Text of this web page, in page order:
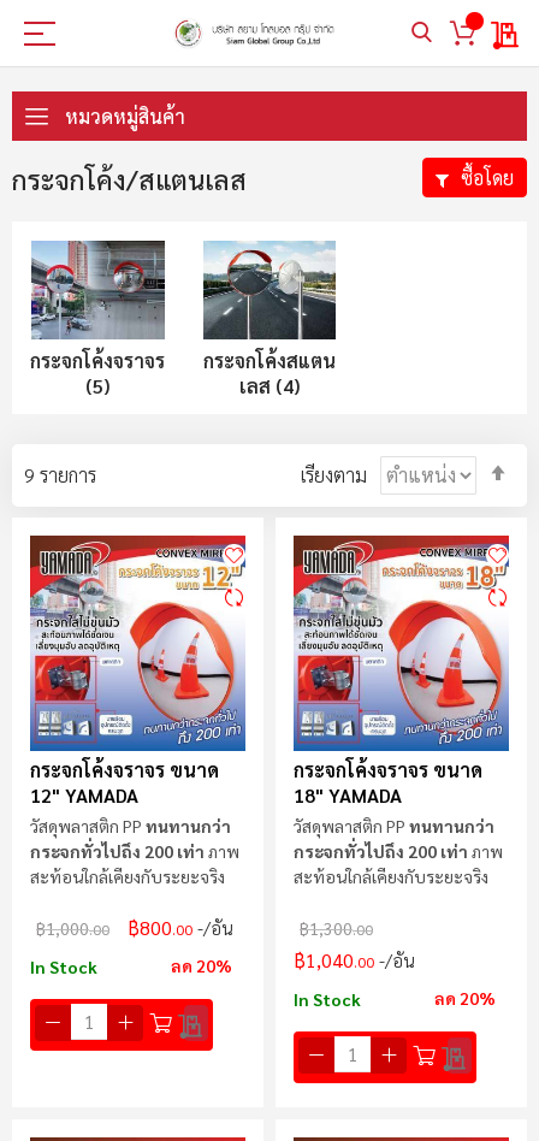
My
ไป
ที่
หมวดหมู่สินค้า
กระจกโค้ง/สแตนเลส
กระจกโค้งจราจร
(5)
กระจกโค้งสแตน
เลส (4)
9 รายการ เรียงตาม
กระจกโค้งจราจร ขนาด
12" YAMADA
วัสดุพลาสติก PP ทนทานกว่า
กระจกทั่วไปถึง 200 เท่า ภาพ
สะท้อนใกล้เคียงกับระยะจริง
฿1,000.00 ฿800.00 /อัน
In Stock ลด 20%
กระจกโค้งจราจร ขนาด
18" YAMADA
วัสดุพลาสติก PP ทนทานกว่า
กระจกทั่วไปถึง 200 เท่า ภาพ
สะท้อนใกล้เคียงกับระยะจริง
฿1,300.00
฿1,040.00 /อัน
In Stock ลด 20%
ซื้อโดย